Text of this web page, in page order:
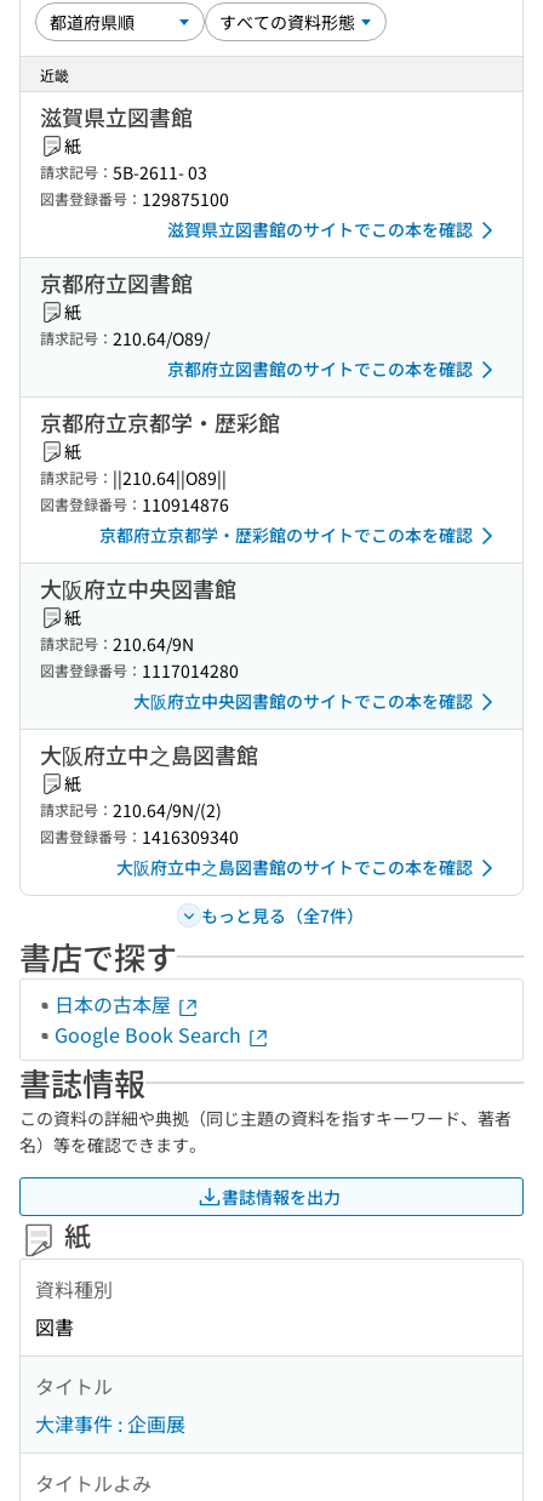
近畿
滋賀県立図書館
紙
請求記号： 5B-2611- 03
図書登録番号： 129875100
滋賀県立図書館のサイトでこの本を確認
京都府立図書館
紙
請求記号： 210.64/O89/
京都府立図書館のサイトでこの本を確認
京都府立京都学・歴彩館
紙
請求記号： ||210.64||O89||
図書登録番号： 110914876
京都府立京都学・歴彩館のサイトでこの本を確認
大阪府立中央図書館
紙
請求記号： 210.64/9N
図書登録番号： 1117014280
大阪府立中央図書館のサイトでこの本を確認
大阪府立中之島図書館
紙
請求記号： 210.64/9N/(2)
図書登録番号： 1416309340
大阪府立中之島図書館のサイトでこの本を確認
もっと見る（全7件）
書店で探す
日本の古本屋
Google Book Search
書誌情報
この資料の詳細や典拠（同じ主題の資料を指すキーワード、著者
名）等を確認できます。
書誌情報を出力
紙
資料種別
図書
タイトル
大津事件 : 企画展
タイトルよみ